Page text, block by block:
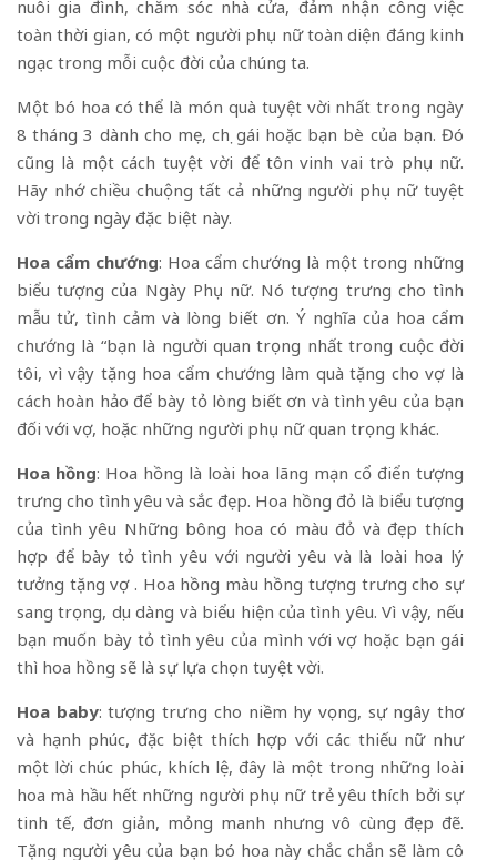
nuôi gia đình, chăm sóc nhà cửa, đảm nhận công việc
toàn thời gian, có một người phụ nữ toàn diện đáng kinh
ngạc trong mỗi cuộc đời của chúng ta.
Một bó hoa có thể là món quà tuyệt vời nhất trong ngày
8 tháng 3 dành cho mẹ, chị gái hoặc bạn bè của bạn. Đó
cũng là một cách tuyệt vời để tôn vinh vai trò phụ nữ.
Hãy nhớ chiều chuộng tất cả những người phụ nữ tuyệt
vời trong ngày đặc biệt này.
Hoa cẩm chướng: Hoa cẩm chướng là một trong những
biểu tượng của Ngày Phụ nữ. Nó tượng trưng cho tình
mẫu tử, tình cảm và lòng biết ơn. Ý nghĩa của hoa cẩm
chướng là “bạn là người quan trọng nhất trong cuộc đời
tôi, vì vậy tặng hoa cẩm chướng làm quà tặng cho vợ là
cách hoàn hảo để bày tỏ lòng biết ơn và tình yêu của bạn
đối với vợ, hoặc những người phụ nữ quan trọng khác.
Hoa hồng: Hoa hồng là loài hoa lãng mạn cổ điển tượng
trưng cho tình yêu và sắc đẹp. Hoa hồng đỏ là biểu tượng
của tình yêu Những bông hoa có màu đỏ và đẹp thích
hợp để bày tỏ tình yêu với người yêu và là loài hoa lý
tưởng tặng vợ . Hoa hồng màu hồng tượng trưng cho sự
sang trọng, dịu dàng và biểu hiện của tình yêu. Vì vậy, nếu
bạn muốn bày tỏ tình yêu của mình với vợ hoặc bạn gái
thì hoa hồng sẽ là sự lựa chọn tuyệt vời.
Hoa baby: tượng trưng cho niềm hy vọng, sự ngây thơ
và hạnh phúc, đặc biệt thích hợp với các thiếu nữ như
một lời chúc phúc, khích lệ, đây là một trong những loài
hoa mà hầu hết những người phụ nữ trẻ yêu thích bởi sự
tinh tế, đơn giản, mỏng manh nhưng vô cùng đẹp đẽ.
Tặng người yêu của bạn bó hoa này chắc chắn sẽ làm cô